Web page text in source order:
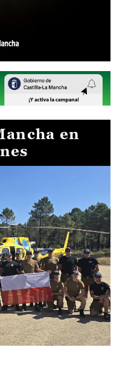
en